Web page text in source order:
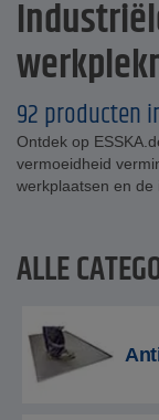
92 producten
Ontdek op
vermoeidheid
werkplaatsen en de
ALLE